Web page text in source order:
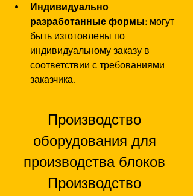
Индивидуально
разработанные формы: могут
быть изготовлены по
индивидуальному заказу в
соответствии с требованиями
заказчика.
Производство
оборудования для
производства блоков
Производство